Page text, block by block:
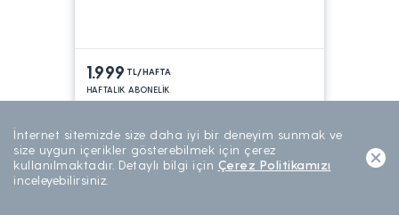
1.999 TL/HAFTA
HAFTALIK ABONELİK
Araç Takip - Arvento Profesyonel Paket
Faturalı
İnternet sitemizde size daha iyi bir deneyim sunmak ve
size uygun içerikler gösterebilmek için çerez
kullanılmaktadır. Detaylı bilgi için Çerez Politikamızı
inceleyebilirsiniz.